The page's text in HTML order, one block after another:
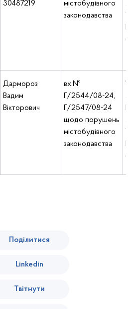
30487219
містобудівного
законодавства
(5
Дармороз
Вадим
Вікторович
вх.№
Г/2544/08-24,
Г/2547/08-24
щодо порушень
містобудівного
законодавства
(5
Поділитися
Linkedin
Твітнути